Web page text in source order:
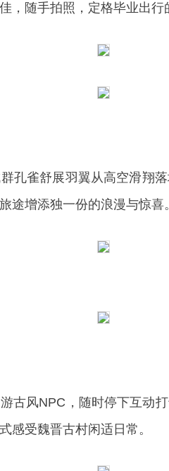
，随手拍照，定格毕业出行
孔雀舒展羽翼从高空滑翔
途增添独一份的浪漫与惊喜。
古风NPC，随时停下互动
感受魏晋古村闲适日常。